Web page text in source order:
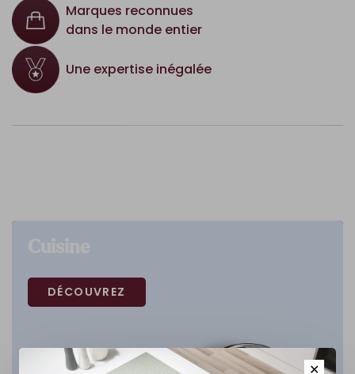
Marques reconnues
dans le monde entier
Une expertise inégalée
DÉCOUVREZ
✕